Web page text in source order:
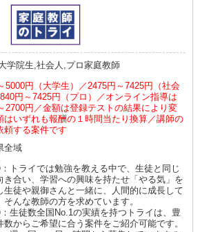
学院生,社会人,プロ家庭教師
5000円（大学生）／2475円～7425円（社会
円～7425円（プロ）／オンライン指導は
2700円／金額は登録テストの結果により変
はいずれも報酬の１時間当たり換算／講師の
頼する案件です
全域
トライでは勉強を教える中で、生徒と同じ
き合い、学習への興味を持たせ「やる気」を
生徒や親御さんと一緒に、人間的に成長して
そんな教師の方を求めています。
生徒数全国No.1の実績を持つトライは、豊
数からご希望に合う案件をご紹介可能です。